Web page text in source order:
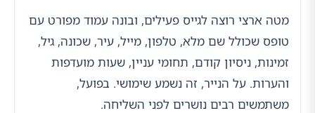
מטה ארצי רוצה לגייס פעילים, ובונה עמוד מפורט עם
טופס שכולל שם מלא, טלפון, מייל, עיר, שכונה, גיל,
זמינות, ניסיון קודם, תחומי עניין, שעות מועדפות
והערות. על הנייר, זה נשמע שימושי. בפועל,
משתמשים רבים נושרים לפני השליחה.